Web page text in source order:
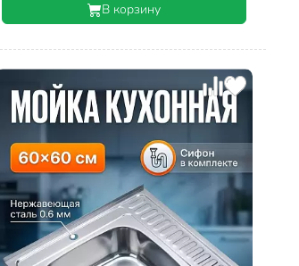
В корзину